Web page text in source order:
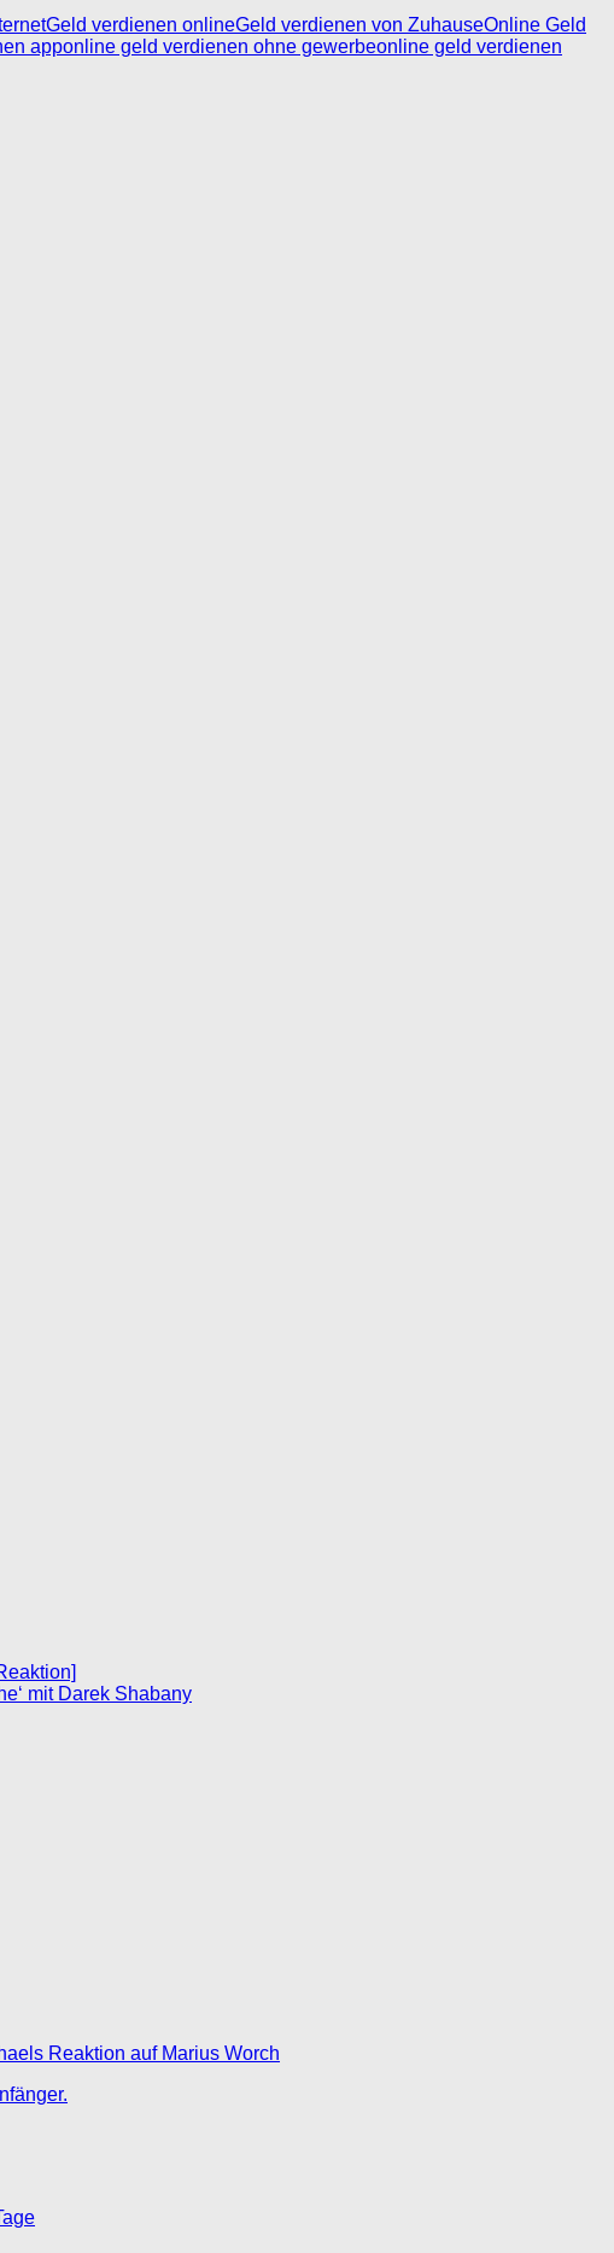
Geld verdienen onlineGeld verdienen von ZuhauseOnline Geld
apponline geld verdienen ohne gewerbeonline geld verdienen
mit Darek Shabany
Reaktion auf Marius Worch